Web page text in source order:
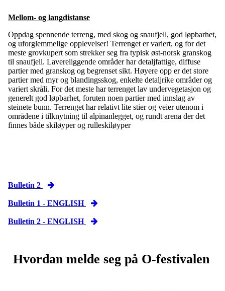
Mellom- og langdistanse
Oppdag spennende terreng, med skog og snaufjell, god løpbarhet,
og uforglemmelige opplevelser! Terrenget er variert, og for det
meste grovkupert som strekker seg fra typisk øst-norsk granskog
til snaufjell. Lavereliggende områder har detaljfattige, diffuse
partier med granskog og begrenset sikt. Høyere opp er det store
partier med myr og blandingsskog, enkelte detaljrike områder og
variert skråli. For det meste har terrenget lav undervegetasjon og
generelt god løpbarhet, foruten noen partier med innslag av
steinete bunn. Terrenget har relativt lite stier og veier utenom i
områdene i tilknytning til alpinanlegget, og rundt arena der det
finnes både skiløyper og rulleskiløyper
Bulletin 2
Bulletin 1 - ENGLISH
Bulletin 2 - ENGLISH
Hvordan melde seg på O-festivalen